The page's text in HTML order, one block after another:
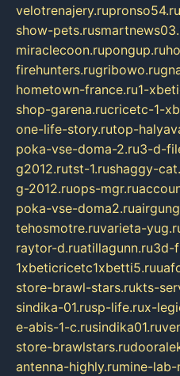
velotrenajery.rupronso54.ru
show-pets.ru
miraclecoon.rupongup.ru
firehunters.rugribowo.ru
hometown-france.ru1-
shop-garena.rucricetc-1-
one-life-story.rutop-
poka-vse-doma-2.ru3-d-
g2012.rutst-1.rushaggy-
g-2012.ruops-mgr.ru
poka-vse-doma2.ru
tehosmotre.ruvarieta-
raytor-d.ruatillagunn.ru3d-
1xbeticricetc1xbetti5.ru
store-brawl-stars.rukts-
sindika-01.rusp-life.rux-
e-abis-1-c.rusindika01.ru
store-brawlstars.ru
antenna-highly.rumine-lab-